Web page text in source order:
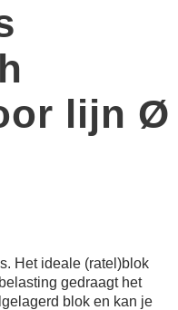
lijn Ø
Het ideale (ratel)blok
gedraagt het
blok en kan je